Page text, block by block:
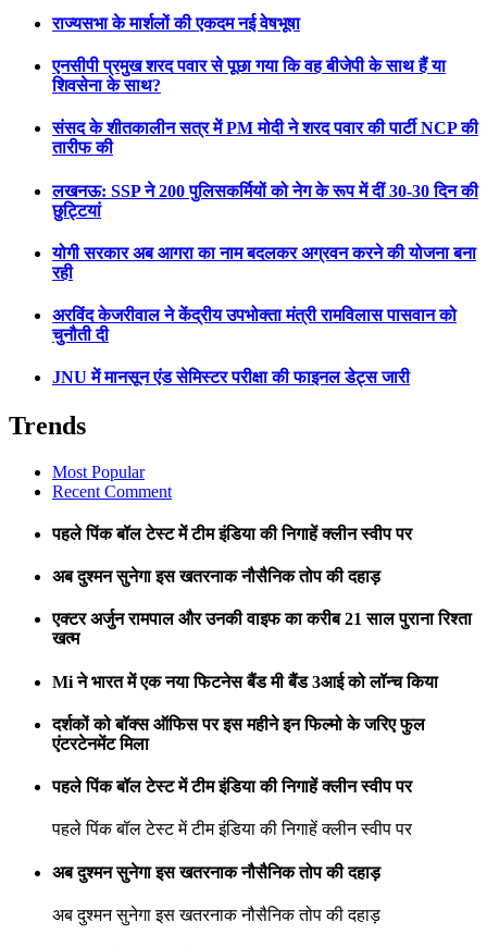
राज्यसभा के मार्शलों की एकदम नई वेषभूषा
एनसीपी प्रमुख शरद पवार से पूछा गया कि वह बीजेपी के साथ हैं या
शिवसेना के साथ?
संसद के शीतकालीन सत्र में PM मोदी ने शरद पवार की पार्टी NCP की
तारीफ की
लखनऊ: SSP ने 200 पुलिसकर्मियों को नेग के रूप में दीं 30-30 दिन की
छुट्टियां
योगी सरकार अब आगरा का नाम बदलकर अग्रवन करने की योजना बना
रही
अरविंद केजरीवाल ने केंद्रीय उपभोक्ता मंत्री रामविलास पासवान को
चुनौती दी
JNU में मानसून एंड सेमिस्टर परीक्षा की फाइनल डेट्स जारी
Trends
Most Popular
Recent Comment
पहले पिंक बॉल टेस्ट में टीम इंडिया की निगाहें क्लीन स्वीप पर
अब दुश्मन सुनेगा इस खतरनाक नौसैनिक तोप की दहाड़
एक्टर अर्जुन रामपाल और उनकी वाइफ का करीब 21 साल पुराना रिश्ता
खत्म
Mi ने भारत में एक नया फिटनेस बैंड मी बैंड 3आई को लॉन्च किया
दर्शकों को बॉक्स ऑफिस पर इस महीने इन फिल्मो के जरिए फुल
एंटरटेनमेंट मिला
पहले पिंक बॉल टेस्ट में टीम इंडिया की निगाहें क्लीन स्वीप पर
पहले पिंक बॉल टेस्ट में टीम इंडिया की निगाहें क्लीन स्वीप पर
अब दुश्मन सुनेगा इस खतरनाक नौसैनिक तोप की दहाड़
अब दुश्मन सुनेगा इस खतरनाक नौसैनिक तोप की दहाड़